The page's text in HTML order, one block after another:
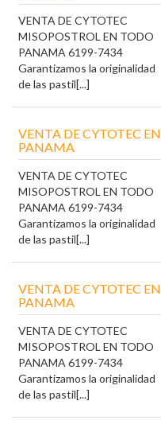
VENTA DE CYTOTEC
MISOPOSTROL EN TODO
PANAMA 6199-7434
Garantizamos la originalidad
de las pastil[...]
VENTA DE CYTOTEC EN
PANAMA
VENTA DE CYTOTEC
MISOPOSTROL EN TODO
PANAMA 6199-7434
Garantizamos la originalidad
de las pastil[...]
VENTA DE CYTOTEC EN
PANAMA
VENTA DE CYTOTEC
MISOPOSTROL EN TODO
PANAMA 6199-7434
Garantizamos la originalidad
de las pastil[...]